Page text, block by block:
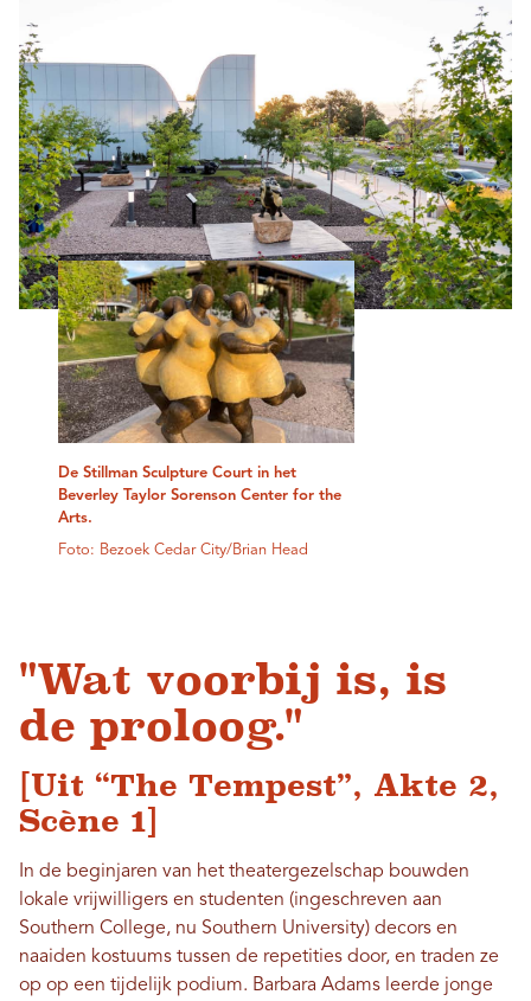
De Stillman Sculpture Court in het
Beverley Taylor Sorenson Center for the
Arts.
Foto: Bezoek Cedar City/Brian Head
"Wat voorbij is, is
de proloog."
[Uit “The Tempest”, Akte 2,
Scène 1]
In de beginjaren van het theatergezelschap bouwden
lokale vrijwilligers en studenten (ingeschreven aan
Southern College, nu Southern University) decors en
naaiden kostuums tussen de repetities door, en traden ze
op op een tijdelijk podium. Barbara Adams leerde jonge